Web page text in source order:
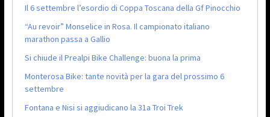
Il 6 settembre l’esordio di Coppa Toscana della Gf Pinocchio
“Au revoir” Monselice in Rosa. Il campionato italiano
marathon passa a Gallio
Si chiude il Prealpi Bike Challenge: buona la prima
Monterosa Bike: tante novità per la gara del prossimo 6
settembre
Fontana e Nisi si aggiudicano la 31a Troi Trek